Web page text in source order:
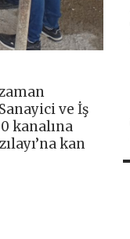
ve İş
kanalına
kan